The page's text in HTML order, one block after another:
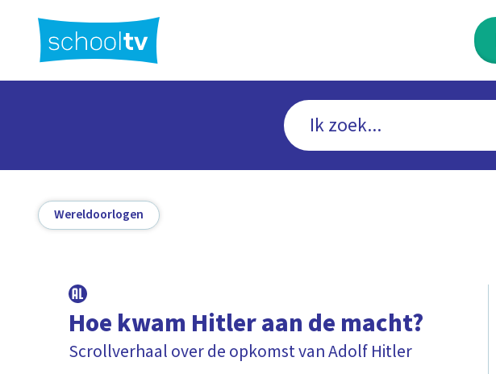
hoofdinhoud
Wereldoorlogen
Hoe kwam Hitler aan de macht?
Scrollverhaal over de opkomst van Adolf Hitler